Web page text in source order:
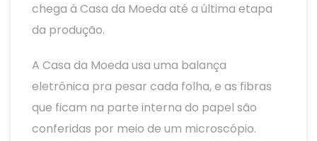
chega à Casa da Moeda até a última etapa
da produção.
A Casa da Moeda usa uma balança
eletrônica pra pesar cada folha, e as fibras
que ficam na parte interna do papel são
conferidas por meio de um microscópio.